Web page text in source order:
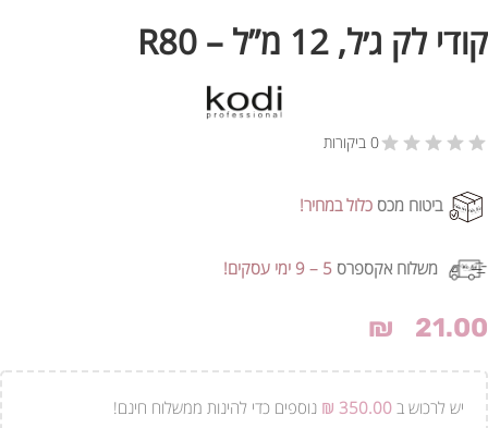
קודי לק ג׳ל, 12 מ”ל – R80
0 ביקורות
ביטוח מכס כלול במחיר!
משלוח אקספרס 5 – 9 ימי עסקים!
₪ 21.00
יש לרכוש ב ₪ 350.00 נוספים כדי להינות ממשלוח חינם!